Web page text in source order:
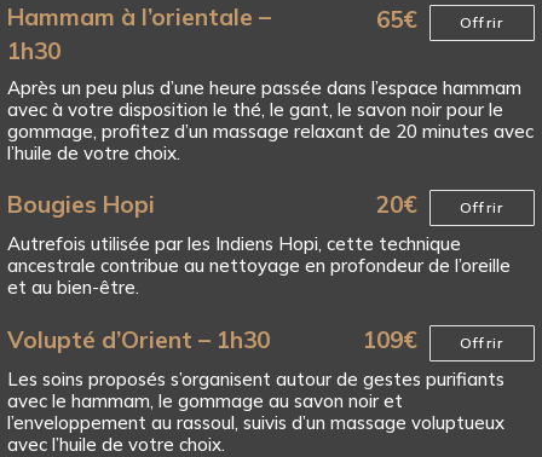
Hammam à l’orientale –
1h30
65€ Offrir
Après un peu plus d’une heure passée dans l’espace hammam
avec à votre disposition le thé, le gant, le savon noir pour le
gommage, profitez d’un massage relaxant de 20 minutes avec
l’huile de votre choix.
Bougies Hopi 20€ Offrir
Autrefois utilisée par les Indiens Hopi, cette technique
ancestrale contribue au nettoyage en profondeur de l’oreille
et au bien-être.
Volupté d’Orient – 1h30 109€ Offrir
Les soins proposés s’organisent autour de gestes purifiants
avec le hammam, le gommage au savon noir et
l’enveloppement au rassoul, suivis d’un massage voluptueux
avec l’huile de votre choix.